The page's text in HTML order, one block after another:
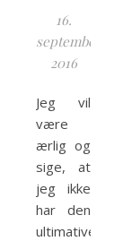
16.
september
2016
Jeg vil
være
ærlig og
sige, at
jeg ikke
har den
ultimative